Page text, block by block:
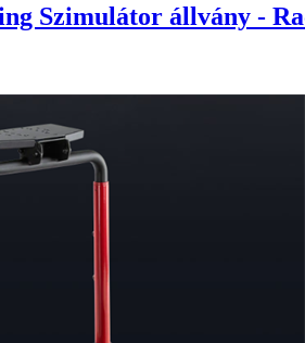
Szimulátor állvány -